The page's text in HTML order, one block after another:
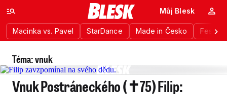
Macinka vs. Pavel StarDance Made in Česko
Můj Blesk
Téma: vnuk
Vnuk Postráneckého (✝75) Filip: